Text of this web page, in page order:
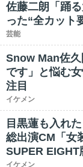
佐藤二朗「踊
った“全カット
芸能
Snow Man佐
です」と悩む
注目
イケメン
目黒蓮も入れ
総出演CM「女
SUPER EIGHT
イケメン